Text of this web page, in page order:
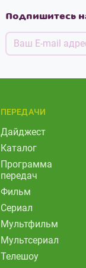
Подпишитесь
ПЕРЕДАЧИ
Дайджест
Каталог
Программа
передач
Фильм
Сериал
Мультфильм
Мультсериал
Телешоу